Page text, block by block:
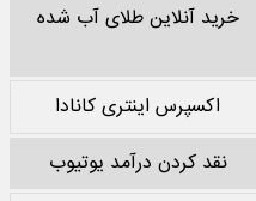
خرید آنلاین طلای آب شده
اکسپرس اینتری کانادا
نقد کردن درآمد یوتیوب